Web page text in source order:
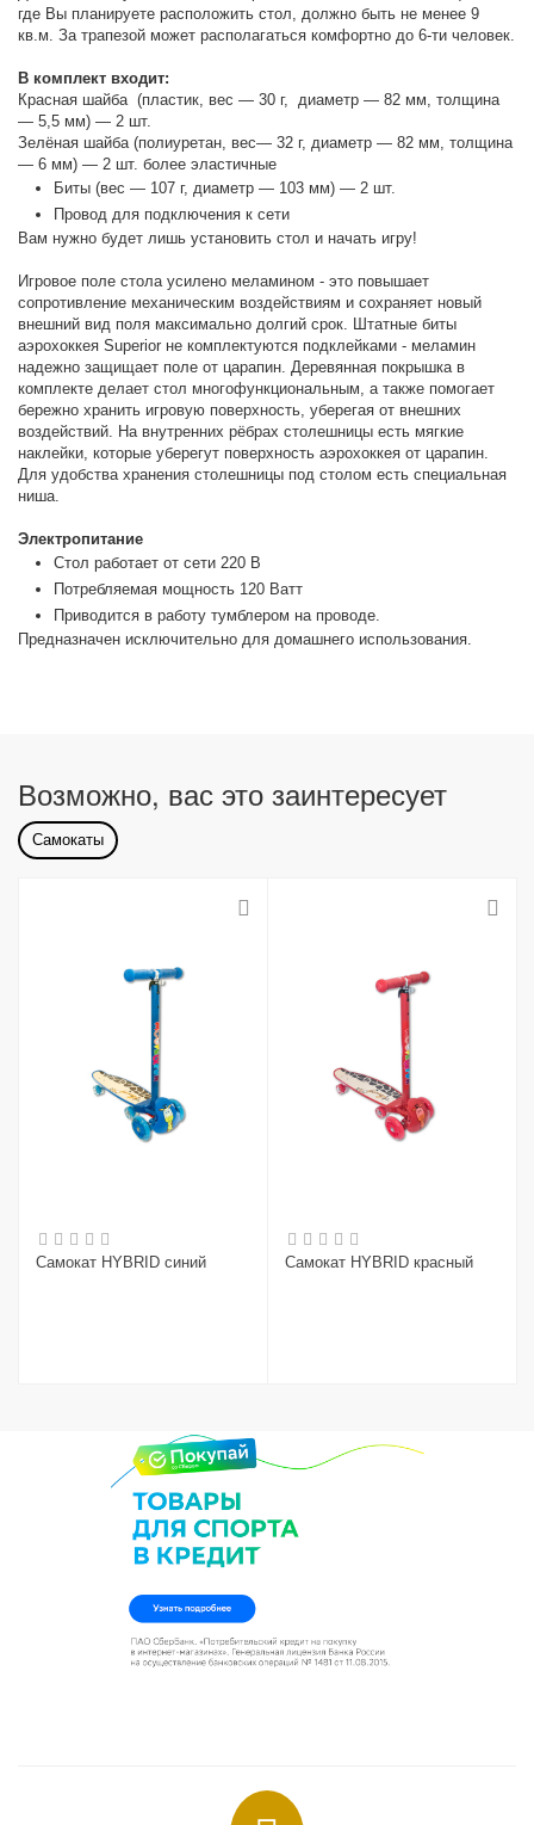
где Вы планируете расположить стол, должно быть не менее 9
кв.м. За трапезой может располагаться комфортно до 6-ти человек.
В комплект входит:
Красная шайба (пластик, вес — 30 г, диаметр — 82 мм, толщина
— 5,5 мм) — 2 шт.
Зелёная шайба (полиуретан, вес— 32 г, диаметр — 82 мм, толщина
— 6 мм) — 2 шт. более эластичные
Биты (вес — 107 г, диаметр — 103 мм) — 2 шт.
Провод для подключения к сети
Вам нужно будет лишь установить стол и начать игру!
Игровое поле стола усилено меламином - это повышает
сопротивление механическим воздействиям и сохраняет новый
внешний вид поля максимально долгий срок. Штатные биты
аэрохоккея Superior не комплектуются подклейками - меламин
надежно защищает поле от царапин. Деревянная покрышка в
комплекте делает стол многофункциональным, а также помогает
бережно хранить игровую поверхность, уберегая от внешних
воздействий. На внутренних рёбрах столешницы есть мягкие
наклейки, которые уберегут поверхность аэрохоккея от царапин.
Для удобства хранения столешницы под столом есть специальная
ниша.
Электропитание
Стол работает от сети 220 В
Потребляемая мощность 120 Ватт
Приводится в работу тумблером на проводе.
Предназначен исключительно для домашнего использования.
Возможно, вас это заинтересует
Самокаты
Самокат HYBRID синий Самокат HYBRID красный